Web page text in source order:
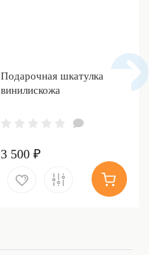
Подарочная шкатулка
винилискожа
3 500 ₽